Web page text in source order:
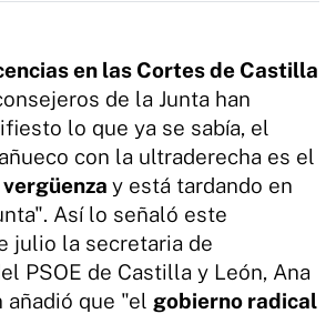
en las Cortes de Castilla
de la Junta han
lo que ya se sabía, el
con la ultraderecha es el
y está tardando en
Así lo señaló este
julio la secretaria de
PSOE de Castilla y León, Ana
añadió que "el gobierno radical